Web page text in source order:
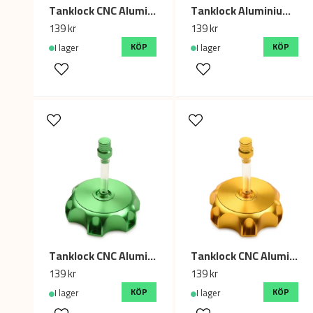
Tanklock CNC Aluminium, Cross / Fiddy 125cc - 250cc - Blå
139 kr
I lager KÖP
Tanklock Aluminium Dirtbike/Fiddy CNC, Silver
139 kr
I lager KÖP
Tanklock CNC Aluminium, Cross / Fiddy - Grön
139 kr
I lager KÖP
Tanklock CNC Aluminium, Cross / Fiddy - Guld
139 kr
I lager KÖP